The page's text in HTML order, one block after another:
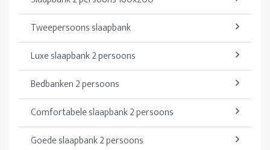
Tweepersoons slaapbank
Luxe slaapbank 2 persoons
Bedbanken 2 persoons
Comfortabele slaapbank 2 persoons
Goede slaapbank 2 persoons